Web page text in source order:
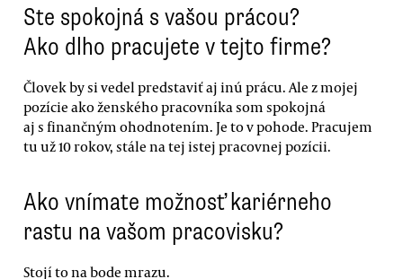
Ste spokojná s vašou prácou?
Ako dlho pracujete v tejto firme?
Človek by si vedel predstaviť aj inú prácu. Ale z mojej
pozície ako ženského pracovníka som spokojná
aj s finančným ohodnotením. Je to v pohode. Pracujem
tu už 10 rokov, stále na tej istej pracovnej pozícii.
Ako vnímate možnosť kariérneho
rastu na vašom pracovisku?
Stojí to na bode mrazu.